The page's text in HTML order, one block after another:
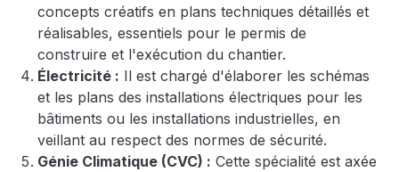
concepts créatifs en plans techniques détaillés et
réalisables, essentiels pour le permis de
construire et l'exécution du chantier.
Électricité : Il est chargé d'élaborer les schémas
et les plans des installations électriques pour les
bâtiments ou les installations industrielles, en
veillant au respect des normes de sécurité.
Génie Climatique (CVC) : Cette spécialité est axée